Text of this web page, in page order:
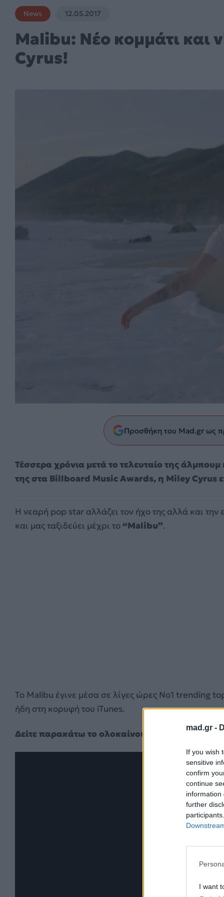
mad.gr -
If you wish
sensitive
confirm
continue
information
further
I want
News 12.05.2017
Malibu: Nέο κομμάτι
Cyrus!
Προσθήκη του Mad.gr ως
Τέσσερα χρόνια μετά το τελευταίο της
της στα Billboard Music Awards, η Miley Cyrus
Η νεαρή pop star αλλάζει τον ήχο της αλλά και
και μας ταξιδεύει μέχρι το“Malibu”.
Το Malibu έγινε μέσα σε λίγες ώρες Νο1 trending
ήδη στη κορυφή του iTunes.
Δείτε παρακάτω το ολοκαίνουριο video clip: